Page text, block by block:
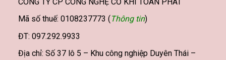
Mã số thuế: 0108237773 ( Thông tin)
ĐT: 097.292.9933
Địa chỉ: Số 37 lô 5 – Khu công nghiệp Duyên Thái –